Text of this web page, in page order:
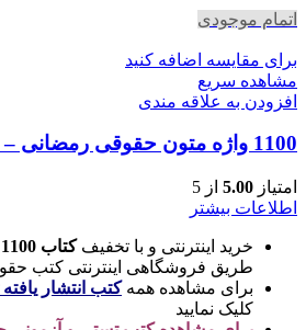
اتمام موجودی
برای مقایسه اضافه کنید
مشاهده سریع
افزودن به علاقه مندی
1100 واژه متون حقوقی رمضانی – حقوق یار
امتیاز 5.00 از 5
اطلاعات بیشتر
خرید اینترنتی و با تخفیفکتاب 1100 واژه متون حقوقی
طریق فروشگاهی اینترنتی کتب
برای مشاهده همهکتب انتشار
کلیک نمایید